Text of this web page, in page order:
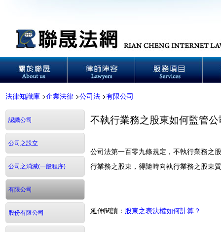
法律知識庫 >企業法律 >公司法 >有限公司
認識公司
公司之設立
公司之消滅(一般程序)
有限公司
股份有限公司
不執行業務之股東如何監管
公司法第一百零九條規定，不執行業務之
行業務之股東，得隨時向執行業務之股東
延伸閱讀： 股東之表決權如何計算？